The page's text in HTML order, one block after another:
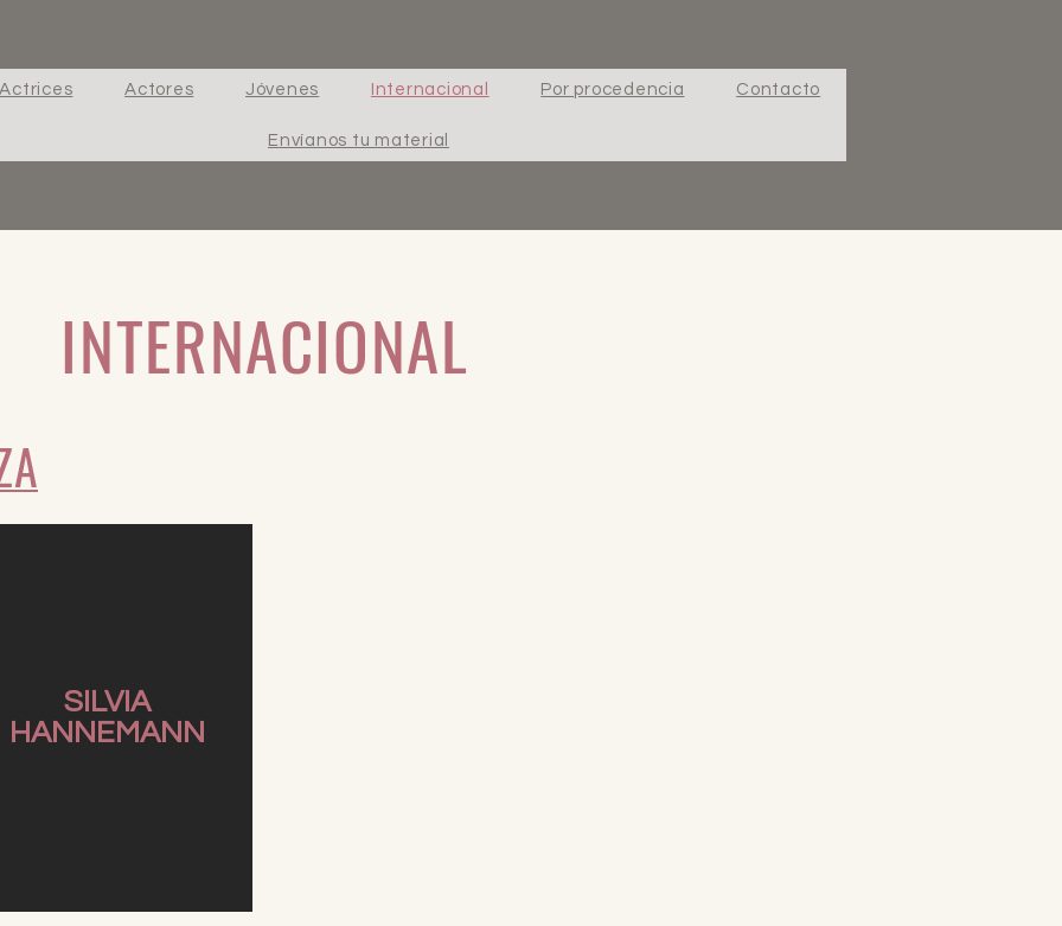
Actrices Actores Jóvenes Internacional Por procedencia Contacto
Envíanos tu material
INTERNACIONAL
SILVIA
HANNEMANN